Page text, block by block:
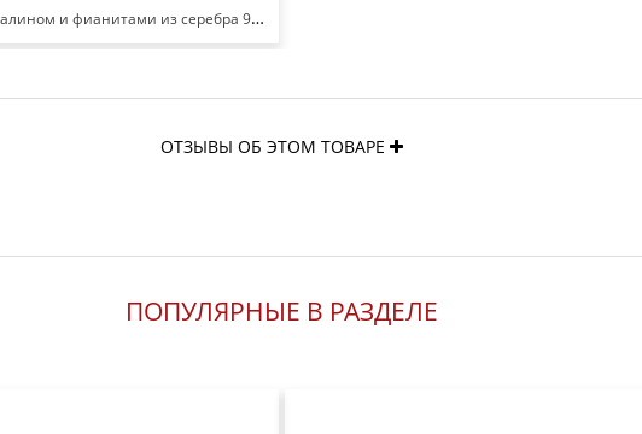
Кольцо с турмалином и фианитами из серебра 925 с родированием 648126
ОТЗЫВЫ ОБ ЭТОМ ТОВАРЕ
ПОПУЛЯРНЫЕ В РАЗДЕЛЕ